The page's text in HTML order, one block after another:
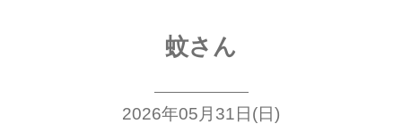
蚊さん
2026年05月31日(日)